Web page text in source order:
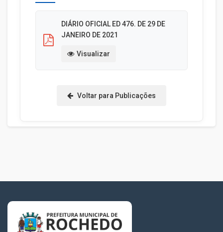
DIÁRIO OFICIAL ED 476. DE 29 DE
JANEIRO DE 2021
Visualizar
Voltar para Publicações